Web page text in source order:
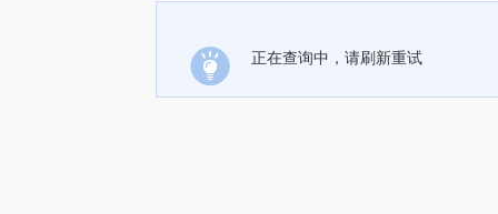
正在查询中，请刷新重试